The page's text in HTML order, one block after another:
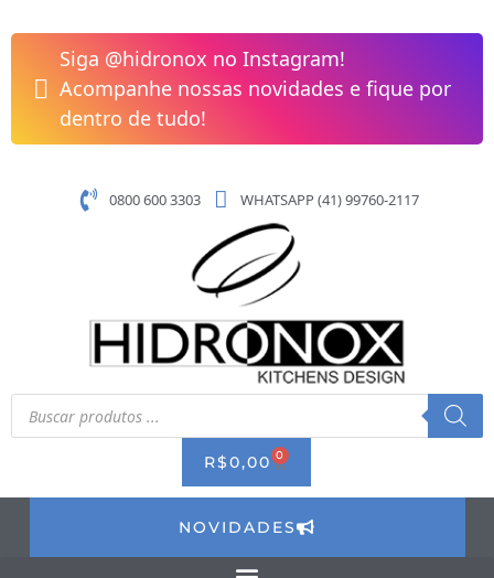
para
conteúdo
Siga @hidronox no Instagram!
Acompanhe nossas novidades e fique por
dentro de tudo!
0800 600 3303 WHATSAPP (41) 99760-2117
Pesquisar
produtos
R$0,00 0 CART
NOVIDADES